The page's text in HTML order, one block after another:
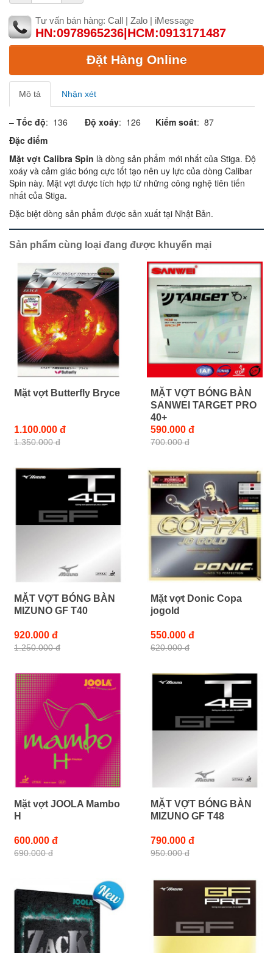
Tư vấn bán hàng: Call | Zalo | iMessage
HN:0978965236|HCM:0913171487
Đặt Hàng Online
Mô tả Nhận xét
– Tốc độ: 136 Độ xoáy: 126 Kiểm soát: 87
Đặc điểm
Mặt vợt Calibra Spin là dòng sản phẩm mới nhất của Stiga. Độ
xoáy và cảm giác bóng cực tốt tạo nên uy lực của dòng Calibar
Spin này. Mặt vợt được tích hợp từ những công nghệ tiên tiến
nhất của Stiga.
Đặc biệt dòng sản phẩm được sản xuất tại Nhật Bản.
Sản phẩm cùng loại đang được khuyến mại
Mặt vợt Butterfly Bryce
1.100.000 đ
1.350.000 đ
MẶT VỢT BÓNG BÀN
SANWEI TARGET PRO
40+
590.000 đ
700.000 đ
MẶT VỢT BÓNG BÀN
MIZUNO GF T40
920.000 đ
1.250.000 đ
Mặt vợt Donic Copa
jogold
550.000 đ
620.000 đ
Mặt vợt JOOLA Mambo
H
600.000 đ
690.000 đ
MẶT VỢT BÓNG BÀN
MIZUNO GF T48
790.000 đ
950.000 đ